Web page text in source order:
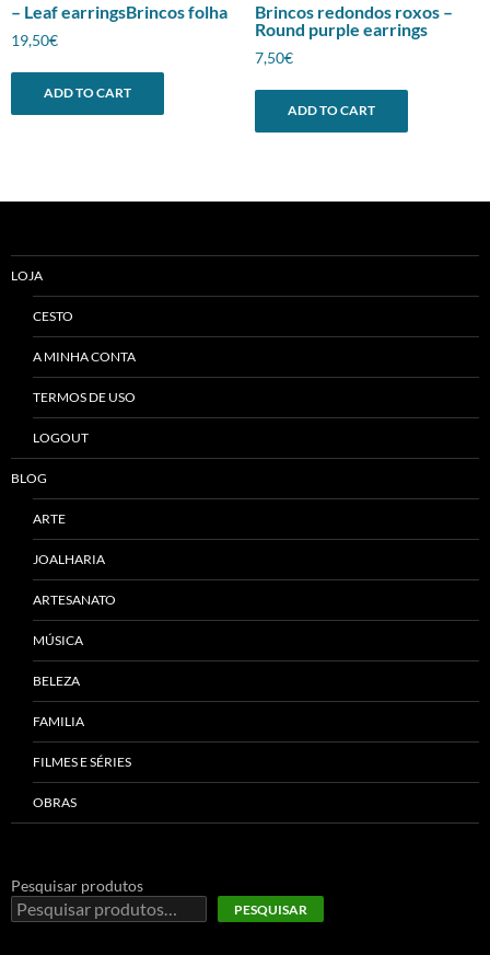
– Leaf earringsBrincos folha
19,50€
ADD TO CART
Brincos redondos roxos –
Round purple earrings
7,50€
ADD TO CART
LOJA
CESTO
A MINHA CONTA
TERMOS DE USO
LOGOUT
BLOG
ARTE
JOALHARIA
ARTESANATO
MÚSICA
BELEZA
FAMILIA
FILMES E SÉRIES
OBRAS
Pesquisar produtos
PESQUISAR